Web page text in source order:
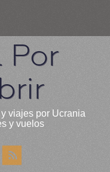
Por
viajes por Ucrania
y vuelos